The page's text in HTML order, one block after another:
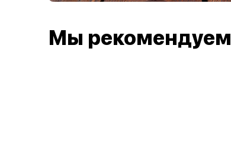
Мы рекомендуем